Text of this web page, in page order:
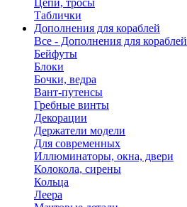
Цепи, тросы
Таблички
Дополнения для кораблей
Все - Дополнения для кораблей
Бейфуты
Блоки
Бочки, ведра
Вант-путенсы
Гребные винты
Декорации
Держатели модели
Для современных
Иллюминаторы, окна, двери
Колокола, сирены
Кольца
Леера